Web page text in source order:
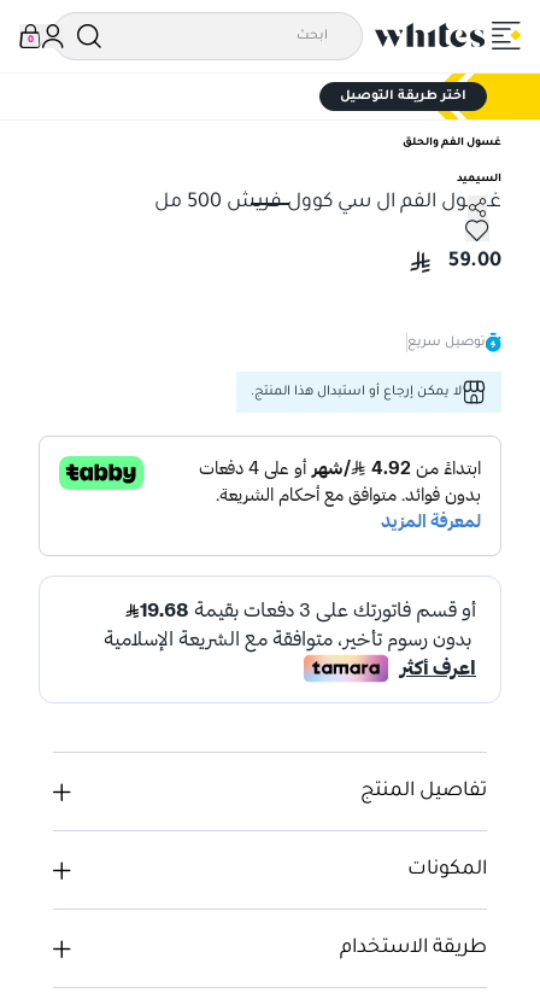
0
اختر طريقة التوصيل
غسول الفم والحلق
السيميد
غسول الفم ال سي كوول فريش 500 مل
غسول الفم ال سي كوول فريش 500 مل
59.00
توصيل سريع
لا يمكن إرجاع أو استبدال هذا المنتج.
تفاصيل المنتج
المكونات
طريقة الاستخدام